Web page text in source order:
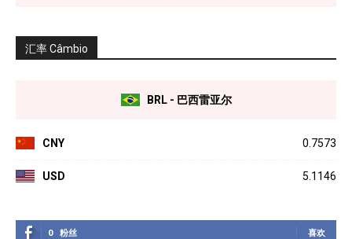
汇率 Câmbio
BRL - 巴西雷亚尔
CNY 0.7573
USD 5.1146
0 粉丝 喜欢